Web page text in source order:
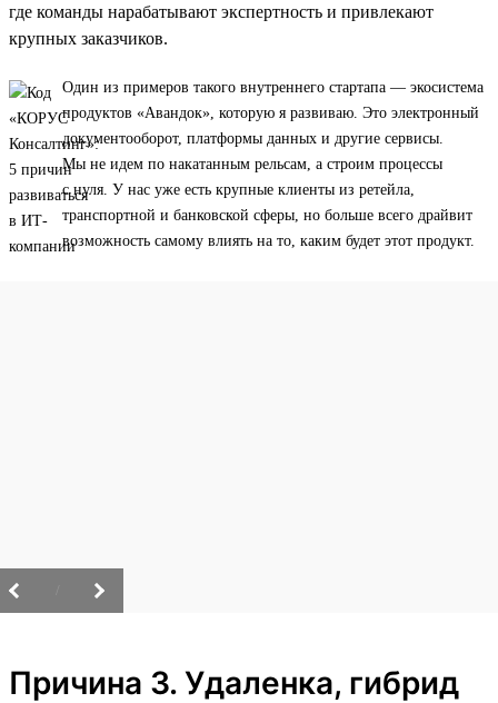
где команды нарабатывают экспертность и привлекают
крупных заказчиков.
Один из примеров такого внутреннего стартапа — экосистема
продуктов «Авандок», которую я развиваю. Это электронный
документооборот, платформы данных и другие сервисы.
Мы не идем по накатанным рельсам, а строим процессы
с нуля. У нас уже есть крупные клиенты из ретейла,
транспортной и банковской сферы, но больше всего драйвит
возможность самому влиять на то, каким будет этот продукт.
Причина 3. Удаленка, гибрид